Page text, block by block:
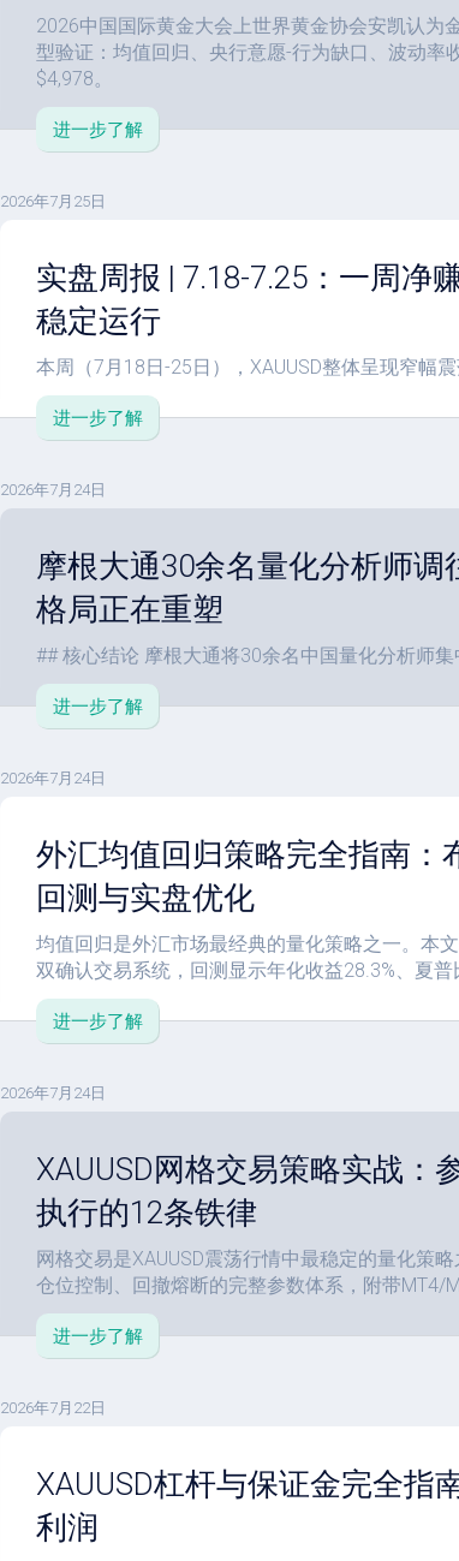
2026中国国际黄金大会上世界黄金协会安凯认为
型验证：均值回归、央行意愿-行为缺口、波动率
$4,978。
进一步了解
2026年7月25日
实盘周报 | 7.18-7.25：一周净
稳定运行
本周（7月18日-25日），XAUUSD整体呈现窄幅
进一步了解
2026年7月24日
摩根大通30余名量化分析师
格局正在重塑
## 核心结论 摩根大通将30余名中国量化分析师集
进一步了解
2026年7月24日
外汇均值回归策略完全指南：
回测与实盘优化
均值回归是外汇市场最经典的量化策略之一。本
双确认交易系统，回测显示年化收益28.3%、夏普
进一步了解
2026年7月24日
XAUUSD网格交易策略实战：
执行的12条铁律
网格交易是XAUUSD震荡行情中最稳定的量化策
仓位控制、回撤熔断的完整参数体系，附带MT4/
进一步了解
2026年7月22日
XAUUSD杠杆与保证金完全指
利润